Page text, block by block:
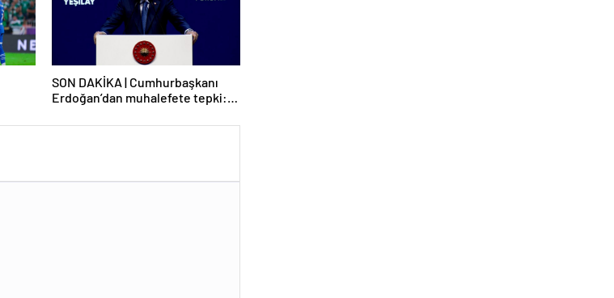
SON DAKİKA | Cumhurbaşkanı
Erdoğan’dan muhalefete tepki:
ettikleri kadar suyun fiyatını dert